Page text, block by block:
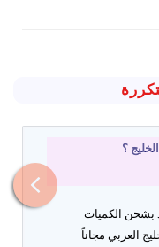
؟
بشحن الكميات